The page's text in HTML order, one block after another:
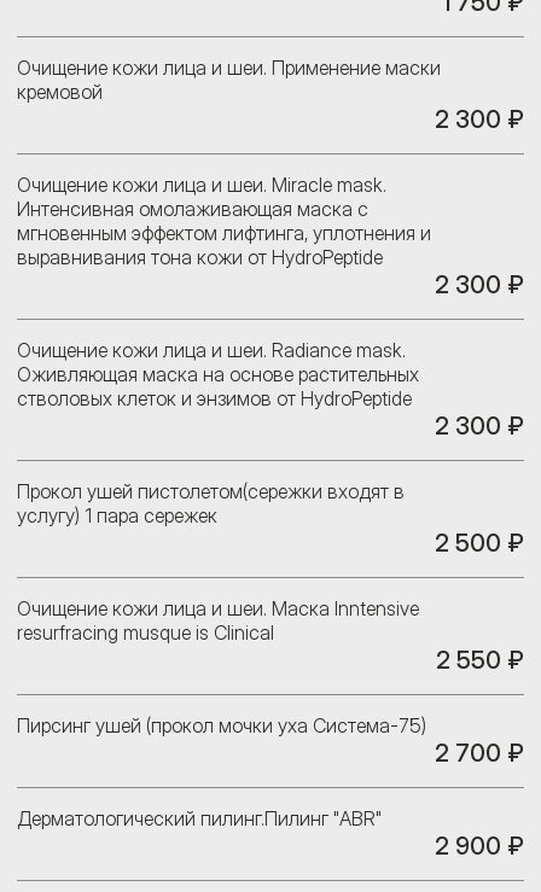
Очищение кожи лица и шеи. Применение маски
кремовой
2 300 ₽
Очищение кожи лица и шеи. Miracle mask.
Интенсивная омолаживающая маска с
мгновенным эффектом лифтинга, уплотнения и
выравнивания тона кожи от HydroPeptide
2 300 ₽
Очищение кожи лица и шеи. Radiance mask.
Оживляющая маска на основе растительных
стволовых клеток и энзимов от HydroPeptide
2 300 ₽
Прокол ушей пистолетом(сережки входят в
услугу) 1 пара сережек
2 500 ₽
Очищение кожи лица и шеи. Маска Inntensive
resurfracing musque is Clinical
2 550 ₽
Пирсинг ушей (прокол мочки уха Система-75)
2 700 ₽
Дерматологический пилинг.Пилинг "ABR"
2 900 ₽